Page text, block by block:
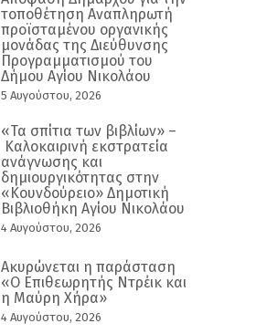
τοποθέτηση Αναπληρωτή
προϊσταμένου οργανικής
μονάδας της Διεύθυνσης
Προγραμματισμού του
Δήμου Αγίου Νικολάου
5 Αυγούστου, 2026
«Τα σπίτια των βιβλίων» –
Καλοκαιρινή εκστρατεία
ανάγνωσης και
δημιουργικότητας στην
«Κουνδούρειο» Δημοτική
Βιβλιοθήκη Αγίου Νικολάου
4 Αυγούστου, 2026
Ακυρώνεται η παράσταση
«Ο Επιθεωρητής Ντρέικ και
η Μαύρη Χήρα»
4 Αυγούστου, 2026